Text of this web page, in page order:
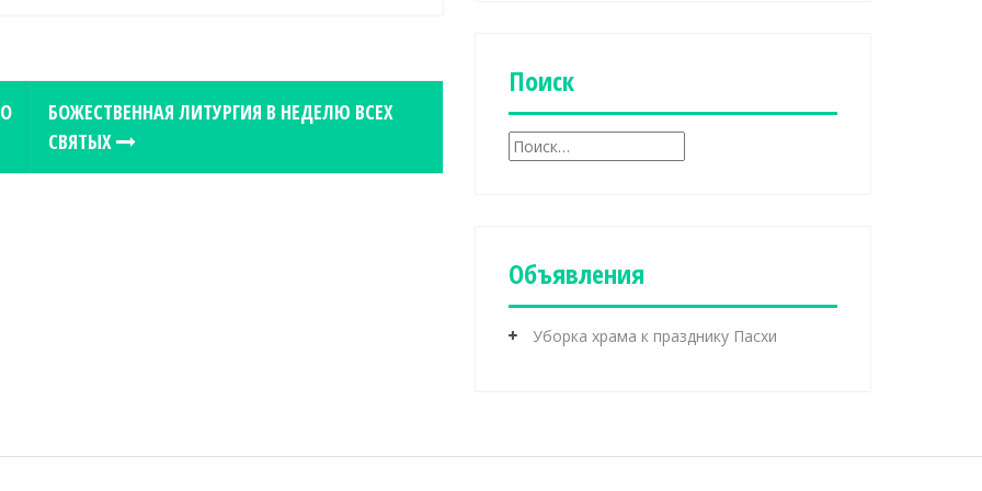
БОЖЕСТВЕННАЯ ЛИТУРГИЯ В НЕДЕЛЮ ВСЕХ
СВЯТЫХ
к
иПоиск
Н
а
Объявления
Уборка храма к празднику Пасхи